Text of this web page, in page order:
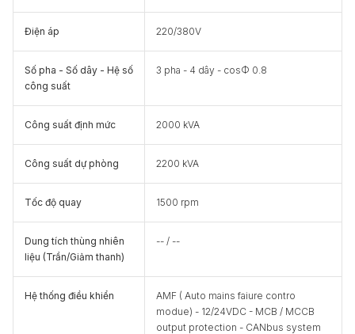
Điện áp 220/380V
Số pha - Số dây - Hệ số
công suất
3 pha - 4 dây - cosФ 0.8
Công suất định mức 2000 kVA
Công suất dự phòng 2200 kVA
Tốc độ quay 1500 rpm
Dung tích thùng nhiên
liệu (Trần/Giảm thanh)
-- / --
Hệ thống điều khiển
AMF ( Auto mains faiure contro
modue) - 12/24VDC - MCB / MCCB
output protection - CANbus system